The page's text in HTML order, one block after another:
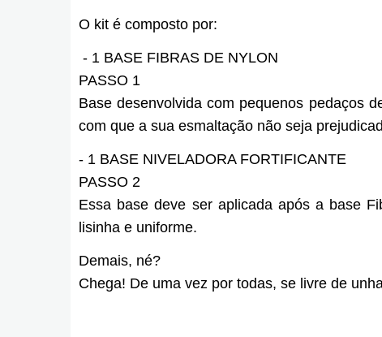
O kit é composto por:
- 1 BASE FIBRAS DE NYLON
PASSO 1
Base desenvolvida com pequenos pedaços
com que a sua esmaltação não seja
- 1 BASE NIVELADORA FORTIFICANTE
PASSO 2
Essa base deve ser aplicada após a base
lisinha e uniforme.
Demais, né?
Chega! De uma vez por todas, se livre de